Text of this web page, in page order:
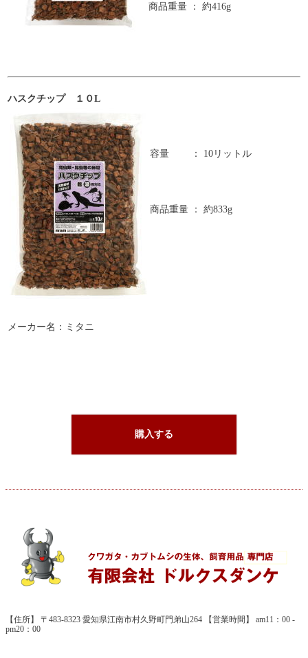
商品重量 ： 約416g
ハスクチップ １０L
容量 ： 10リットル
商品重量 ： 約833g
メーカー名：ミタニ
購入する
【住所】 〒483-8323 愛知県江南市村久野町門弟山264 【営業時間】 am11：00 -
pm20：00